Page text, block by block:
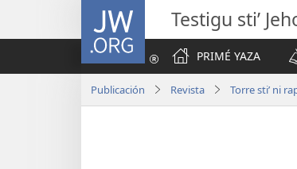
JW.ORG Testigu stiʼ
PRIMÉ YAZA
Publicación Revista Torre stiʼ ni